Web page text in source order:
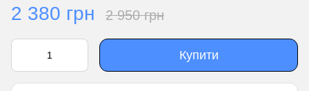
2 380 грн 2 950 грн
Купити